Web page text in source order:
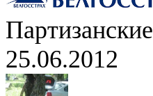
25.06.2012